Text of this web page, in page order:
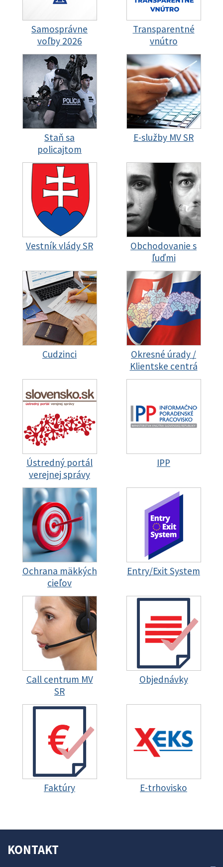
Samosprávne
voľby 2026
Transparentné
vnútro
Staň sa
policajtom
E-služby MV SR
Vestník vlády SR
Obchodovanie s
ľuďmi
Cudzinci
Okresné úrady /
Klientske centrá
Ústredný portál
verejnej správy
IPP
Ochrana mäkkých
cieľov
Entry/Exit System
Call centrum MV
SR
Objednávky
Faktúry E-trhovisko
KONTAKT